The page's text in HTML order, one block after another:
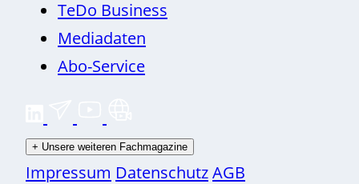
TeDo Business
Mediadaten
Abo-Service
+ Unsere weiteren Fachmagazine
Impressum DatenschutzAGB